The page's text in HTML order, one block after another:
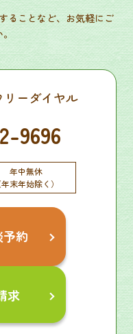
ることなど、お気軽にご
ーダイヤル
9696
年中無休
年末年始除く）
予約
求